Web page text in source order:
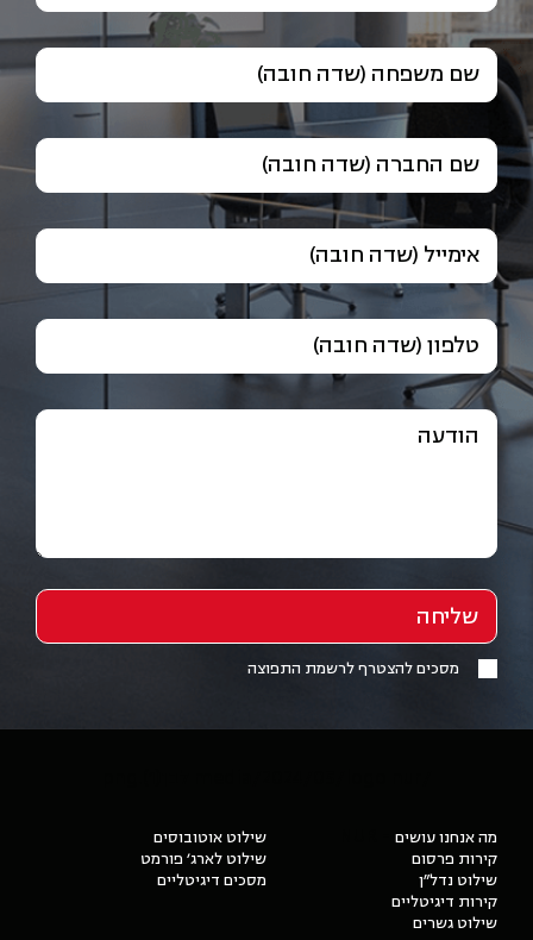
שם משפחה (שדה חובה)
שם החברה (שדה חובה)
אימייל (שדה חובה)
טלפון (שדה חובה)
הודעה
מסכים להצטרף לרשמת התפוצה
מה אנחנו עושים
קירות פרסום
שילוט נדל״ן
קירות דיגיטליים
שילוט גשרים
שילוט אוטובוסים
שילוט לארג׳ פורמט
מסכים דיגיטליים